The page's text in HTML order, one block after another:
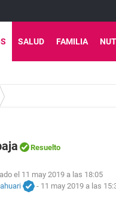
SALUD FAMILIA
Resuelto
el 11 may 2019 a las 18:05
- 11 may 2019 a las